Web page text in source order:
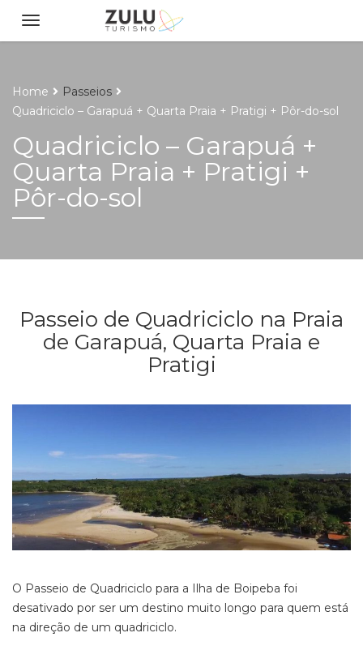
Home
Passeios
Quadriciclo – Garapuá + Quarta Praia + Pratigi + Pôr-do-sol
Quadriciclo – Garapuá +
Quarta Praia + Pratigi +
Pôr-do-sol
Passeio de Quadriciclo na Praia
de Garapuá, Quarta Praia e
Pratigi
O Passeio de Quadriciclo para a Ilha de Boipeba foi
desativado por ser um destino muito longo para quem está
na direção de um quadriciclo.